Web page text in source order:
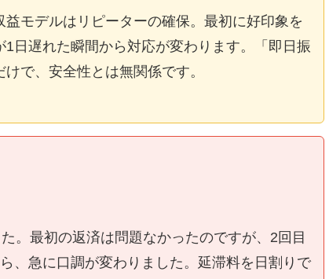
モデルはリピーターの確保。最初に好印象を
日遅れた瞬間から対応が変わります。「即日振
で、安全性とは無関係です。
。最初の返済は問題なかったのですが、2回目
、急に口調が変わりました。延滞料を日割りで